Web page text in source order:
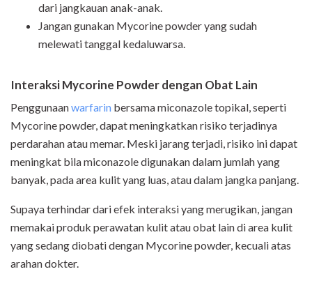
dari jangkauan anak-anak.
Jangan gunakan Mycorine powder yang sudah
melewati tanggal kedaluwarsa.
Interaksi Mycorine Powder dengan Obat Lain
Penggunaanwarfarin bersama miconazole topikal, seperti
Mycorine powder, dapat meningkatkan risiko terjadinya
perdarahan atau memar. Meski jarang terjadi, risiko ini dapat
meningkat bila miconazole digunakan dalam jumlah yang
banyak, pada area kulit yang luas, atau dalam jangka panjang.
Supaya terhindar dari efek interaksi yang merugikan, jangan
memakai produk perawatan kulit atau obat lain di area kulit
yang sedang diobati dengan Mycorine powder, kecuali atas
arahan dokter.